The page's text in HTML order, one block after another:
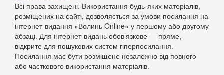
Всі права захищені. Використання будь-яких матеріалів,
розміщених на сайті, дозволяється за умови посилання на
інтернет-видання «Волинь Online» у першому або другому
абзаці. Для інтернет-видань обов’язкове — пряме,
відкрите для пошукових систем гіперпосилання.
Посилання має бути розміщене незалежно від повного
або часткового використання матеріалів.